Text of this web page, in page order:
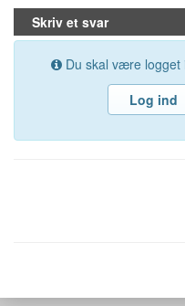
Skriv et svar
Du skal være logget
Log ind